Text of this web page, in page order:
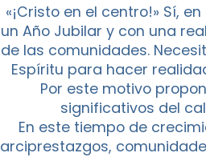
«¡Cristo en el centro!» Sí,
un Año Jubilar y con una
de las comunidades.
Espíritu para hacer
Por este motivo
significativos del
En este tiempo de
arciprestazgos,